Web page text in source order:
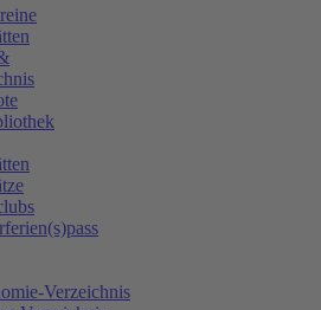
Verzeichnis